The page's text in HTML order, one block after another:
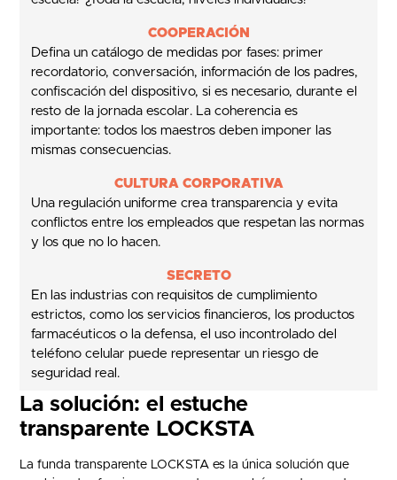
COOPERACIÓN
Defina un catálogo de medidas por fases: primer
recordatorio, conversación, información de los padres,
confiscación del dispositivo, si es necesario, durante el
resto de la jornada escolar. La coherencia es
importante: todos los maestros deben imponer las
mismas consecuencias.
CULTURA CORPORATIVA
Una regulación uniforme crea transparencia y evita
conflictos entre los empleados que respetan las normas
y los que no lo hacen.
SECRETO
En las industrias con requisitos de cumplimiento
estrictos, como los servicios financieros, los productos
farmacéuticos o la defensa, el uso incontrolado del
teléfono celular puede representar un riesgo de
seguridad real.
La solución: el estuche
transparente LOCKSTA
La funda transparente LOCKSTA es la única solución que